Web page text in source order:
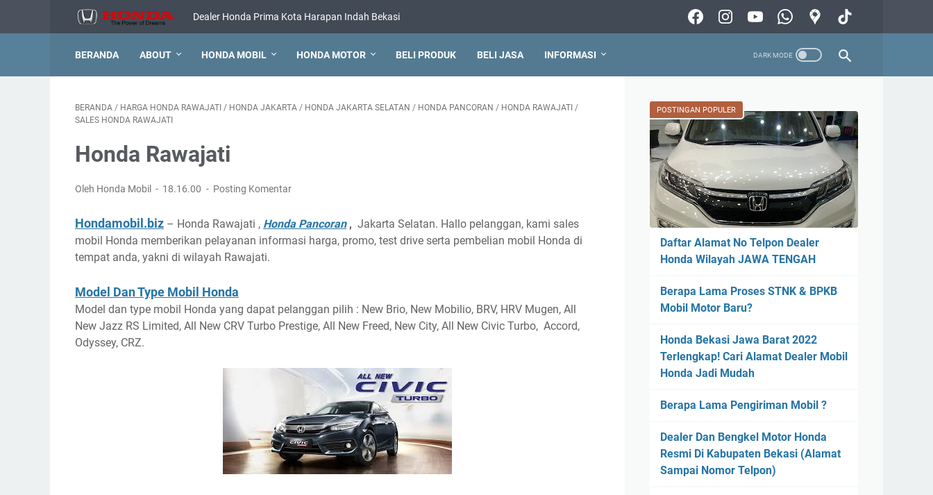
Dealer Honda Prima Kota Harapan Indah Bekasi
BERANDA ABOUT HONDA MOBIL HONDA MOTOR BELI PRODUK BELI JASA INFORMASI
BERANDA / HARGA HONDA RAWAJATI / HONDA JAKARTA / HONDA JAKARTA SELATAN / HONDA PANCORAN / HONDA RAWAJATI /
SALES HONDA RAWAJATI
Honda Rawajati
Oleh Honda Mobil 18.16.00 Posting Komentar
Hondamobil.biz – Honda Rawajati , Honda Pancoran, Jakarta Selatan. Hallo pelanggan, kami sales
mobil Honda memberikan pelayanan informasi harga, promo, test drive serta pembelian mobil Honda di
tempat anda, yakni di wilayah Rawajati.
Model Dan Type Mobil Honda
Model dan type mobil Honda yang dapat pelanggan pilih : New Brio, New Mobilio, BRV, HRV Mugen, All
New Jazz RS Limited, All New CRV Turbo Prestige, All New Freed, New City, All New Civic Turbo, Accord,
Odyssey, CRZ.
POSTINGAN POPULER
Daftar Alamat No Telpon Dealer
Honda Wilayah JAWA TENGAH
Berapa Lama Proses STNK & BPKB
Mobil Motor Baru?
Honda Bekasi Jawa Barat 2022
Terlengkap! Cari Alamat Dealer Mobil
Honda Jadi Mudah
Berapa Lama Pengiriman Mobil ?
Dealer Dan Bengkel Motor Honda
Resmi Di Kabupaten Bekasi (Alamat
Sampai Nomor Telpon)